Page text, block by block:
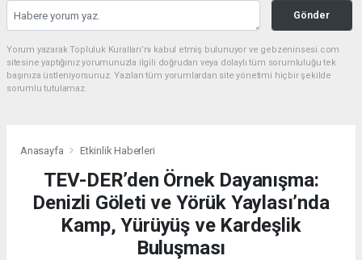
Gönder
Yorum yazarak Topluluk Kuralları’nı kabul etmiş bulunuyor ve gebzeninsesi.com
sitesine yaptığınız yorumunuzla ilgili doğrudan veya dolaylı tüm sorumluluğu tek
başınıza üstleniyorsunuz. Yazılan tüm yorumlardan site yönetimi hiçbir şekilde
sorumlu tutulamaz.
Anasayfa Etkinlik Haberleri
TEV-DER’den Örnek Dayanışma:
Denizli Göleti ve Yörük Yaylası’nda
Kamp, Yürüyüş ve Kardeşlik
Buluşması